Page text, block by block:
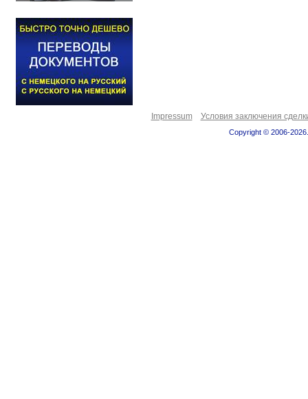
Impressum Условия заключения
Copyright © 2006-